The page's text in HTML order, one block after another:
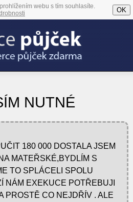
webu s tím souhlasíte.
OK
NUTNÉ
180 000 DOSTALA JSEM
MATEŘSKÉ,BYDLÍM S
TO SPLÁCELI SPOLU
NÁM EXEKUCE POTŘEBUJI
PROSTĚ CO NEJDŘÍV . ALE